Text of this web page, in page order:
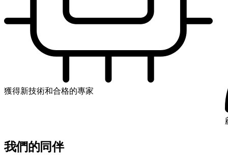
獲得新技術和合格的專家
我們的同伴